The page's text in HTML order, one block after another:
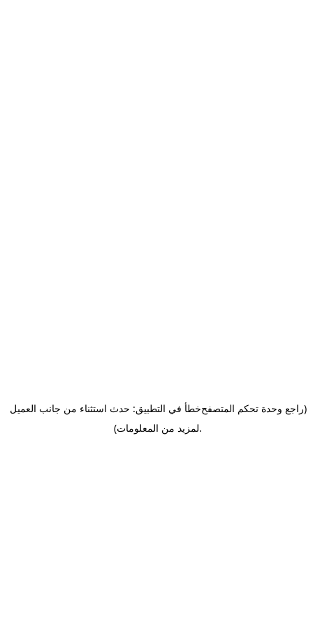
خطأ في التطبيق: حدث استثناء من جانب العميل(راجع وحدة تحكم المتصفح
لمزيد من المعلومات).